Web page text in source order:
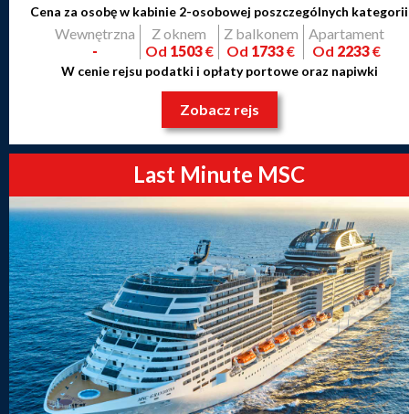
Cena za osobę w kabinie 2-osobowej poszczególnych kategorii
Wewnętrzna
-
Z oknem
Od 1503€
Z balkonem
Od 1733€
Apartament
Od 2233€
W cenie rejsu podatki i opłaty portowe oraz napiwki
Zobacz rejs
Last Minute MSC